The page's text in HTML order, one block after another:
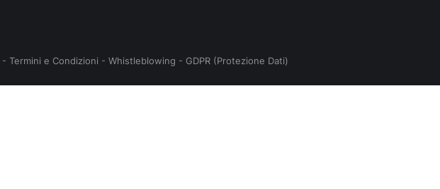
- Termini e Condizioni - Whistleblowing - GDPR (Protezione Dati)